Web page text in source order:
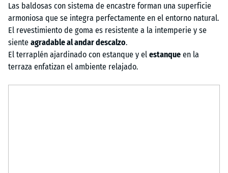
Las baldosas con sistema de encastre forman una superficie
armoniosa que se integra perfectamente en el entorno natural.
El revestimiento de goma es resistente a la intemperie y se
siente agradable al andar descalzo.
El terraplén ajardinado con estanque y el estanque en la
terraza enfatizan el ambiente relajado.